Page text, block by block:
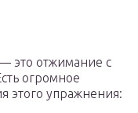
это отжимание с
огромное
этого упражнения: